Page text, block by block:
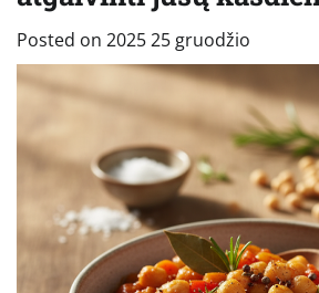
Posted on 2025 25 gruodžio